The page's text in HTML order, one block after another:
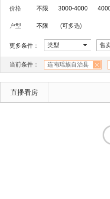
价格 不限 3000-4000
户型 不限 (可多选)
更多条件： 类型 售
当前条件： 连南瑶族自治县
直播看房